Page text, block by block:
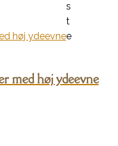
s
t
e
med høj ydeevne